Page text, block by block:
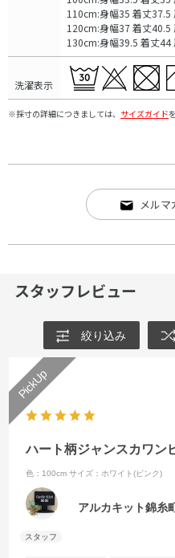
110cm:身幅35 着丈37.5
120cm:身幅37 着丈40.5
130cm:身幅39.5 着丈44
洗濯表示
※採寸の詳細につきましては、 サイズガイド
メルマ
スタッフレビュー
絞り込み
ハート柄ジャンスカワン
色：100cm サイズ：ホワイト(ピンク)
アルカキット錦糸